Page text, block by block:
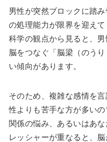
男性が突然ブロックに踏
の処理能力が限界を迎え
科学の観点から見ると、
脳をつなぐ「脳梁（のう
い傾向があります。
そのため、複雑な感情を
性よりも苦手な方が多い
関係の悩み、あるいはあ
レッシャーが重なると、